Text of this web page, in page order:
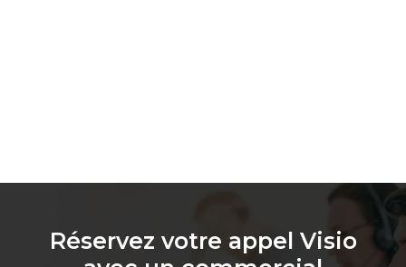
Réservez votre appel Visio